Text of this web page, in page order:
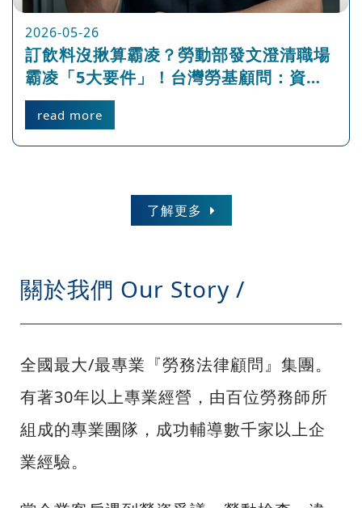
2026-05-26
訂飲料沒揪算霸凌？勞動部發文澄清職場
霸凌「5大要件」！台灣勞基顧問：資方
應速修「不法侵害計畫」 捍衛合理管理權
read more
了解更多
關於我們 Our Story /
全國最大/最專業『勞務法律顧問』集團。
有著30年以上專業經營，由百位勞務師所
組成的專業團隊，成功輔導數千家以上企
業經驗。